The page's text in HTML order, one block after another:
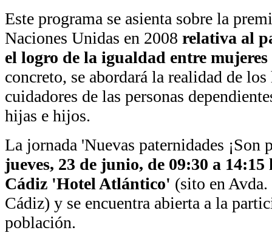
Este programa se asienta sobre la
Naciones Unidas en 2008 relativa al
el logro de la igualdad entre
concreto, se abordará la realidad de
cuidadores de las personas
hijas e hijos.
La jornada 'Nuevas paternidades ¡Son
jueves, 23 de junio, de 09:30 a
Cádiz 'Hotel Atlántico' (sito en
Cádiz) y se encuentra abierta a la
población.